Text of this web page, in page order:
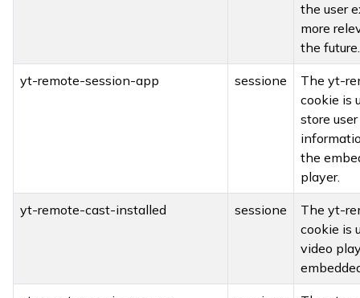
the user
more
the future.
yt-remote-session-app sessione
The yt-
cookie is
store
the
player.
yt-remote-cast-installed sessione
The yt-
cookie is
video